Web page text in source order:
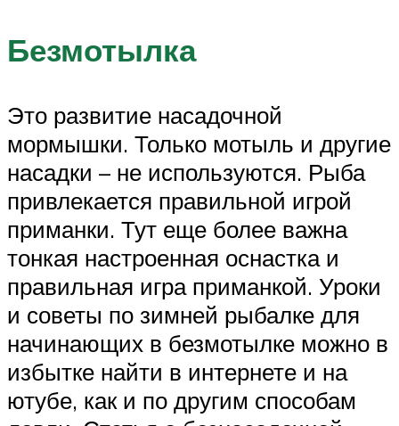
Безмотылка
Это развитие насадочной
мормышки. Только мотыль и другие
насадки – не используются. Рыба
привлекается правильной игрой
приманки. Тут еще более важна
тонкая настроенная оснастка и
правильная игра приманкой. Уроки
и советы по зимней рыбалке для
начинающих в безмотылке можно в
избытке найти в интернете и на
ютубе, как и по другим способам